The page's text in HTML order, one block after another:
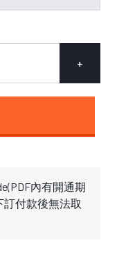
+
內有開通期
訂付款後無法取